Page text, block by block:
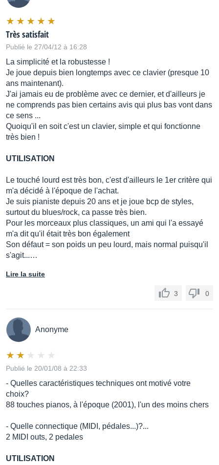
Très satisfait
Publié le 27/04/12 à 16:28
La simplicité et la robustesse !
Je joue depuis bien longtemps avec ce clavier (presque 10
ans maintenant).
J'ai jamais eu de problème avec ce dernier, et d'ailleurs je
ne comprends pas bien certains avis qui plus bas vont dans
ce sens ...
Quoiqu'il en soit c'est un clavier, simple et qui fonctionne
très bien !
UTILISATION
Le touché lourd est très bon, c'est d'ailleurs le 1er critère qui
m'a décidé à l'époque de l'achat.
Je suis pianiste depuis 20 ans et je joue bcp de styles,
surtout du blues/rock, ca passe très bien.
Pour les morceaux plus classiques, un ami qui l'a essayé
m'a dit qu'il était très bon également
Son défaut = son poids un peu lourd, mais normal puisqu'il
s'agit...…
Lire la suite
3 0
Anonyme
Publié le 20/01/08 à 22:33
- Quelles caractéristiques techniques ont motivé votre
choix?
88 touches pianos, à l'époque (2001), l'un des moins chers
- Quelle connectique (MIDI, pédales...)?...
2 MIDI outs, 2 pedales
UTILISATION